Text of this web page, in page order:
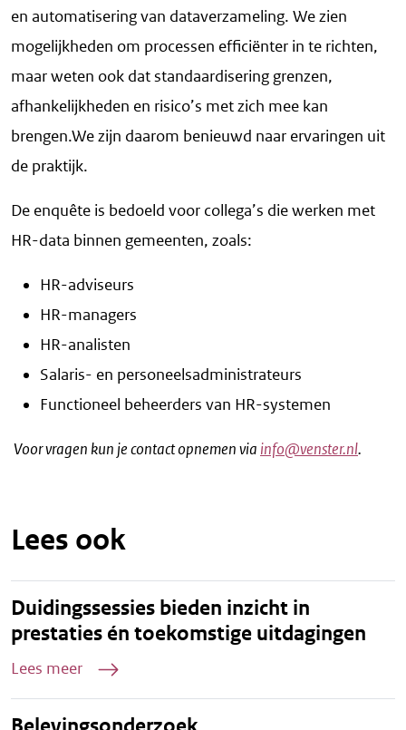
en automatisering van dataverzameling. We zien
mogelijkheden om processen efficiënter in te richten,
maar weten ook dat standaardisering grenzen,
afhankelijkheden en risico’s met zich mee kan
brengen.We zijn daarom benieuwd naar ervaringen uit
de praktijk.
De enquête is bedoeld voor collega’s die werken met
HR-data binnen gemeenten, zoals:
HR-adviseurs
HR-managers
HR-analisten
Salaris- en personeelsadministrateurs
Functioneel beheerders van HR-systemen
Voor vragen kun je contact opnemen via info@venster.nl.
Lees ook
Duidingssessies bieden inzicht in
prestaties én toekomstige uitdagingen
Lees meer